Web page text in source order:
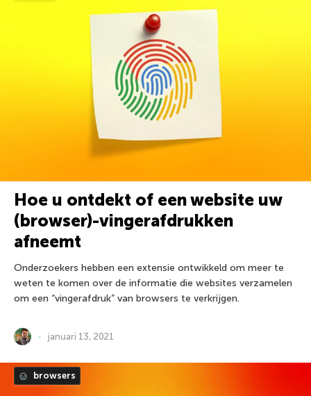
Hoe u ontdekt of een website uw
(browser)-vingerafdrukken
afneemt
Onderzoekers hebben een extensie ontwikkeld om meer te
weten te komen over de informatie die websites verzamelen
om een “vingerafdruk” van browsers te verkrijgen.
januari 13, 2021
browsers